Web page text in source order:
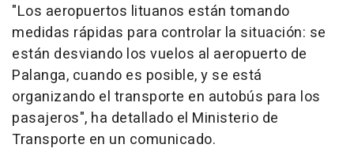
"Los aeropuertos lituanos están tomando
medidas rápidas para controlar la situación: se
están desviando los vuelos al aeropuerto de
Palanga, cuando es posible, y se está
organizando el transporte en autobús para los
pasajeros", ha detallado el Ministerio de
Transporte en un comunicado.